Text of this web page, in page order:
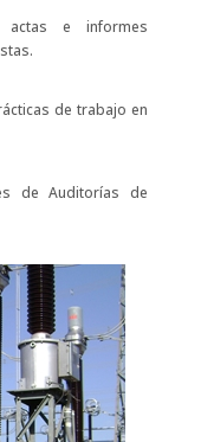
actas e informes
de trabajo en
de Auditorías de